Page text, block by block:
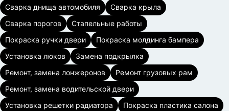
Сварка днища автомобиля
Сварка крыла
Сварка порогов
Стапельные работы
Покраска ручки двери
Покраска молдинга бампера
Установка люков
Замена подкрылка
Ремонт, замена лонжеронов
Ремонт грузовых рам
Ремонт, замена водительской двери
Установка решетки радиатора
Покраска пластика салона